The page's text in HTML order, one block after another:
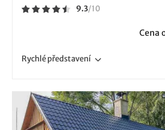
9.3/10
Cena
Rychlépředstavení